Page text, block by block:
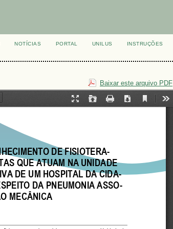
NOTÍCIAS PORTAL UNILUS
INSTRUÇÕES
Baixar este arquivo PDF